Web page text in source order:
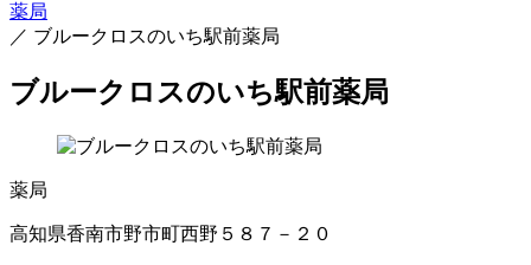
薬局
／ ブルークロスのいち駅前薬局
ブルークロスのいち駅前薬局
薬局
高知県香南市野市町西野５８７－２０